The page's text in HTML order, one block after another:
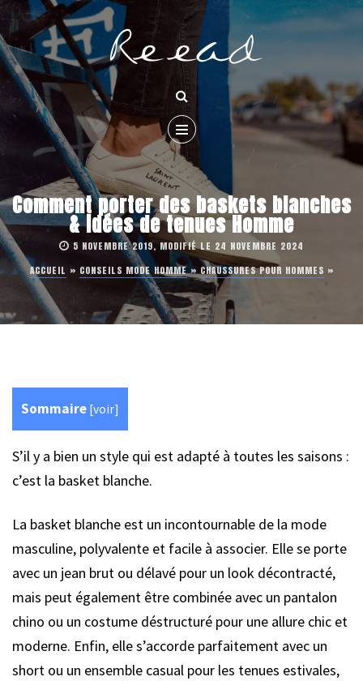
Comment porter des baskets blanches
& idées de tenues Homme
5 NOVEMBRE 2019, MODIFIÉ LE 24 NOVEMBRE 2024
ACCUEIL » CONSEILS MODE HOMME»CHAUSSURES POUR HOMMES »
Sommaire [voir]
S’il y a bien un style qui est adapté à toutes les saisons :
c’est la basket blanche.
La basket blanche est un incontournable de la mode
masculine, polyvalente et facile à associer. Elle se porte
avec un jean brut ou délavé pour un look décontracté,
mais peut également être combinée avec un pantalon
chino ou un costume déstructuré pour une allure chic et
moderne. Enfin, elle s’accorde parfaitement avec un
short ou un ensemble casual pour les tenues estivales,